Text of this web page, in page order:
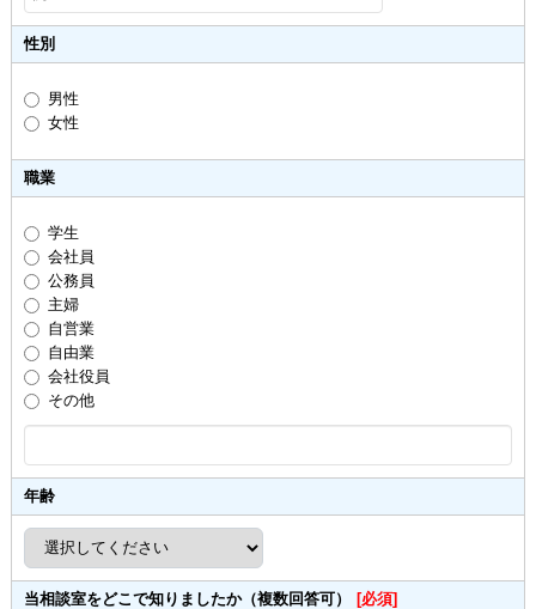
性別
男性
女性
職業
学生
会社員
公務員
主婦
自営業
自由業
会社役員
その他
年齢
当相談室をどこで知りましたか（複数回答可） [必須]